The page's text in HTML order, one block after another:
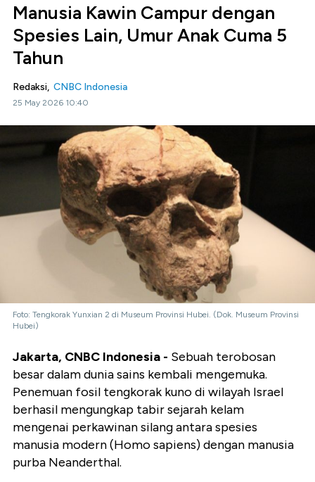
Manusia Kawin Campur dengan
Spesies Lain, Umur Anak Cuma 5
Tahun
Redaksi, CNBC Indonesia
25 May 2026 10:40
Foto: Tengkorak Yunxian 2 di Museum Provinsi Hubei. (Dok. Museum Provinsi
Hubei)
Jakarta, CNBC Indonesia - Sebuah terobosan
besar dalam dunia sains kembali mengemuka.
Penemuan fosil tengkorak kuno di wilayah Israel
berhasil mengungkap tabir sejarah kelam
mengenai perkawinan silang antara spesies
manusia modern (Homo sapiens) dengan manusia
purba Neanderthal.